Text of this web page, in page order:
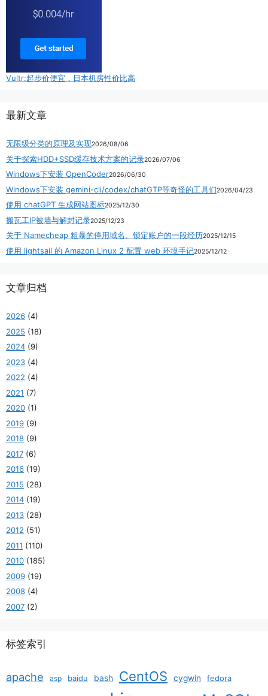
Vultr:起步价便宜，日本机房性价比高
最新文章
无限级分类的原理及实现2026/08/06
关于探索HDD+SSD缓存技术方案的记录2026/07/06
Windows下安装 OpenCoder2026/06/30
Windows下安装 gemini-cli/codex/chatGTP等奇怪的工具们2026/04/23
使用 chatGPT 生成网站图标2025/12/30
搬瓦工IP被墙与解封记录2025/12/23
关于 Namecheap 粗暴的停用域名、锁定账户的一段经历2025/12/15
使用 lightsail 的 Amazon Linux 2 配置 web 环境手记2025/12/12
文章归档
2026 (4)
2025 (18)
2024 (9)
2023 (4)
2022 (4)
2021 (7)
2020 (1)
2019 (9)
2018 (9)
2017 (6)
2016 (19)
2015 (28)
2014 (19)
2013 (28)
2012 (51)
2011 (110)
2010 (185)
2009 (19)
2008 (4)
2007 (2)
标签索引
apache asp baidu bash CentOS cygwin fedora